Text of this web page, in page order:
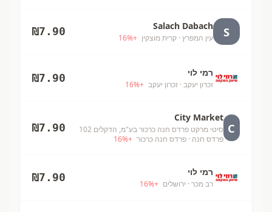
S
Salach Dabach
עין המפרץ · קרית מוצקין +
16%
₪7.90
רמי לוי
זכרון יעקב · זכרון יעקב +
16%
₪7.90
C
City Market
סיטי מרקט פרדס חנה כרכור בע"מ, הדקלים 102
פרדס חנה · פרדס חנה כרכור +
16%
₪7.90
רמי לוי
רב מכר · ירושלים +
16%
₪7.90